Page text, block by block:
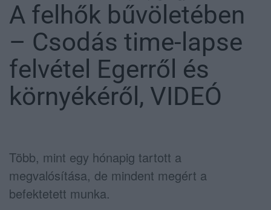
A felhők bűvöletében
– Csodás time-lapse
felvétel Egerről és
környékéről, VIDEÓ
Több, mint egy hónapig tartott a
megvalósítása, de mindent megért a
befektetett munka.